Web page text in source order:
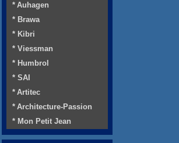
* Auhagen
* Brawa
* Kibri
* Viessman
* Humbrol
* SAI
* Artitec
* Architecture-Passion
* Mon Petit Jean